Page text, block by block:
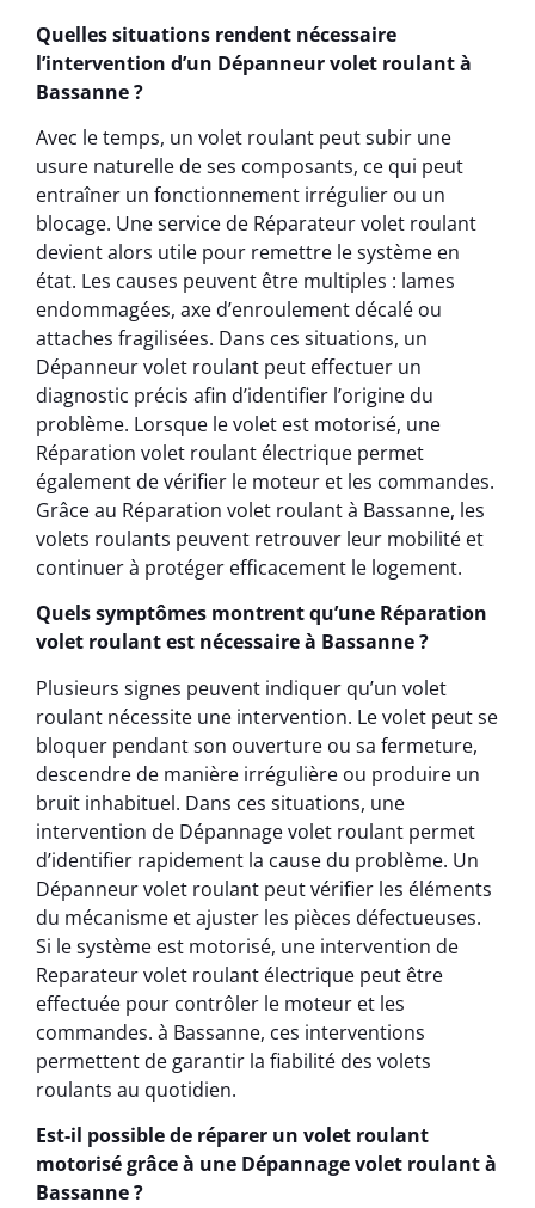
Quelles situations rendent nécessaire
l’intervention d’un Dépanneur volet roulant à
Bassanne ?
Avec le temps, un volet roulant peut subir une
usure naturelle de ses composants, ce qui peut
entraîner un fonctionnement irrégulier ou un
blocage. Une service de Réparateur volet roulant
devient alors utile pour remettre le système en
état. Les causes peuvent être multiples : lames
endommagées, axe d’enroulement décalé ou
attaches fragilisées. Dans ces situations, un
Dépanneur volet roulant peut effectuer un
diagnostic précis afin d’identifier l’origine du
problème. Lorsque le volet est motorisé, une
Réparation volet roulant électrique permet
également de vérifier le moteur et les commandes.
Grâce au Réparation volet roulant à Bassanne, les
volets roulants peuvent retrouver leur mobilité et
continuer à protéger efficacement le logement.
Quels symptômes montrent qu’une Réparation
volet roulant est nécessaire à Bassanne ?
Plusieurs signes peuvent indiquer qu’un volet
roulant nécessite une intervention. Le volet peut se
bloquer pendant son ouverture ou sa fermeture,
descendre de manière irrégulière ou produire un
bruit inhabituel. Dans ces situations, une
intervention de Dépannage volet roulant permet
d’identifier rapidement la cause du problème. Un
Dépanneur volet roulant peut vérifier les éléments
du mécanisme et ajuster les pièces défectueuses.
Si le système est motorisé, une intervention de
Reparateur volet roulant électrique peut être
effectuée pour contrôler le moteur et les
commandes. à Bassanne, ces interventions
permettent de garantir la fiabilité des volets
roulants au quotidien.
Est-il possible de réparer un volet roulant
motorisé grâce à une Dépannage volet roulant à
Bassanne ?